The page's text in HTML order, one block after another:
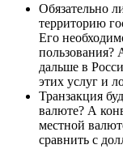
Обязательно
территорию
Его
пользования?
дальше в
этих услуг и
Транзакция
валюте? А
местной
сравнить с